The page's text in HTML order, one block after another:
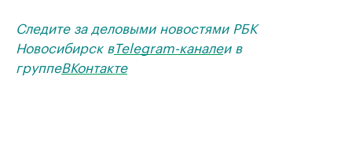
Следите за деловыми новостями РБК
Новосибирск вTelegram-каналеи в
группеВКонтакте